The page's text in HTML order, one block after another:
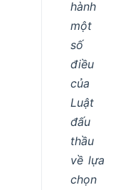
hành
một
số
điều
của
Luật
đấu
thầu
về lựa
chọn